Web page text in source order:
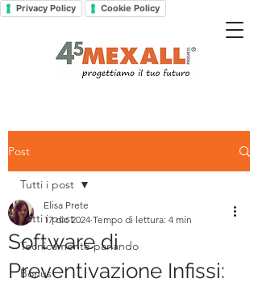
Privacy Policy Cookie Policy
Post
Tutti i post
Tecnicamente parlando
Bonus
Tutti i post
Software di
Preventivazione Infissi:
Elisa Prete
17 dic 2024 Tempo di lettura: 4 min